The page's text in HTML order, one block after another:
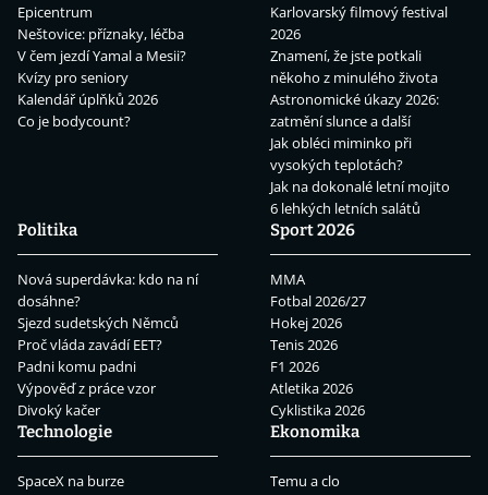
Epicentrum
Neštovice: příznaky, léčba
V čem jezdí Yamal a Mesii?
Kvízy pro seniory
Kalendář úplňků 2026
Co je bodycount?
Karlovarský filmový festival
2026
Znamení, že jste potkali
někoho z minulého života
Astronomické úkazy 2026:
zatmění slunce a další
Jak obléci miminko při
vysokých teplotách?
Jak na dokonalé letní mojito
6 lehkých letních salátů
Politika
Nová superdávka: kdo na ní
dosáhne?
Sjezd sudetských Němců
Proč vláda zavádí EET?
Padni komu padni
Výpověď z práce vzor
Divoký kačer
Sport 2026
MMA
Fotbal 2026/27
Hokej 2026
Tenis 2026
F1 2026
Atletika 2026
Cyklistika 2026
Technologie
SpaceX na burze
Ekonomika
Temu a clo